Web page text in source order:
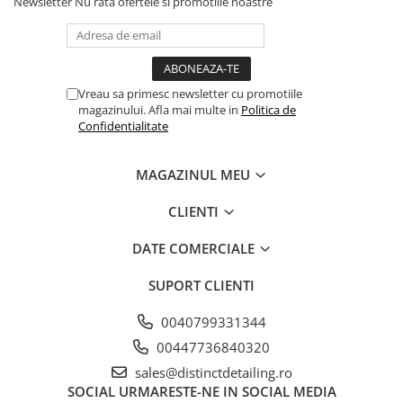
Interfată: spumă portocalie
Max RPM:4800
Greutate:28,3 grame
Vreau sa primesc newsletter cu promotiile
magazinului. Afla mai multe in Politica de
Confidentialitate
MAGAZINUL MEU
CLIENTI
DATE COMERCIALE
SUPORT CLIENTI
0040799331344
00447736840320
sales@distinctdetailing.ro
SOCIAL URMARESTE-NE IN SOCIAL MEDIA